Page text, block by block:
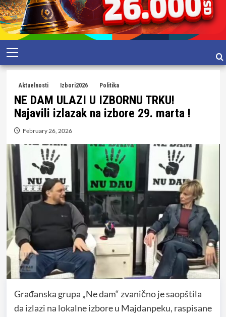
Skip
to
content
Primary
Menu
Aktuelnosti Izbori2026 Politika
NE DAM ULAZI U IZBORNU TRKU!
Najavili izlazak na izbore 29. marta !
February 26, 2026
Građanska grupa „Ne dam“ zvanično je saopštila
da izlazi na lokalne izbore u Majdanpeku, raspisane